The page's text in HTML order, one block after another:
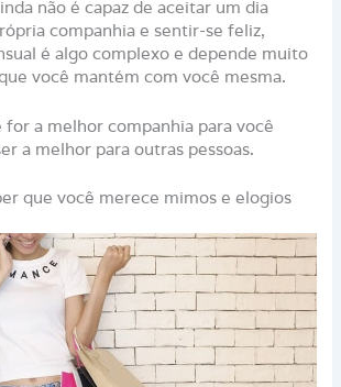
não é capaz de aceitar um dia
companhia e sentir-se feliz,
é algo complexo e depende muito
você mantém com você mesma.
for a melhor companhia para você
a melhor para outras pessoas.
que você merece mimos e elogios